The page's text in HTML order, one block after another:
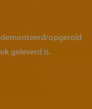
opgerold
geleverd is.